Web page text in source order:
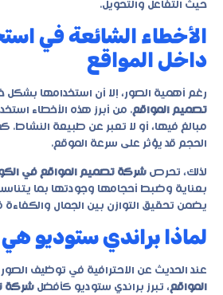
حيث التفاعل والتحويل.
الأخطاء الشائعة في
داخل المواقع
رغم أهمية الصور، إلا أن استخدامها بشكل
تصميم المواقع. من أبرز هذه الأخطاء
مبالغ فيها، أو لا تعبر عن طبيعة النشاط.
الحجم قد يؤثر على سرعة الموقع.
لذلك، تحرص شركة تصميم المواقع في
بعناية وضبط أحجامها وجودتها بما
يضمن تحقيق التوازن بين الجمال والكفاءة
لماذا براندي ستوديو
عند الحديث عن الاحترافية في توظيف الصور
المواقع، تبرز براندي ستوديو كأفضل شركة